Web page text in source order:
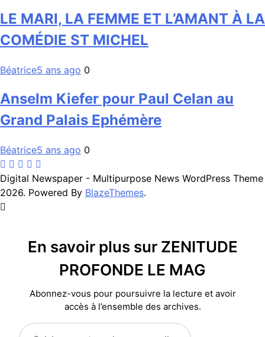
LE MARI, LA FEMME ET L’AMANT À LA
COMÉDIE ST MICHEL
Béatrice5 ans ago 0
Anselm Kiefer pour Paul Celan au
Grand Palais Ephémère
Béatrice5 ans ago 0
Digital Newspaper - Multipurpose News WordPress Theme
2026. Powered By BlazeThemes.
En savoir plus sur ZENITUDE
PROFONDE LE MAG
Abonnez-vous pour poursuivre la lecture et avoir
accès à l’ensemble des archives.
Saisissez